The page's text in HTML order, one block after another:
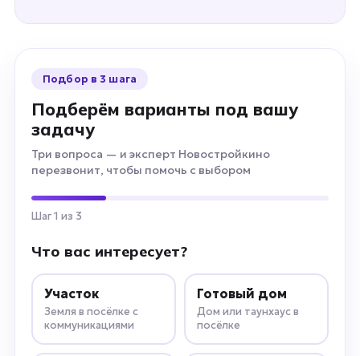
Подбор в 3 шага
Подберём варианты под вашу
задачу
Три вопроса — и эксперт Новостройкино
перезвонит, чтобы помочь с выбором
Шаг 1 из 3
Что вас интересует?
Участок
Земля в посёлке с
коммуникациями
Готовый дом
Дом или таунхаус в
посёлке